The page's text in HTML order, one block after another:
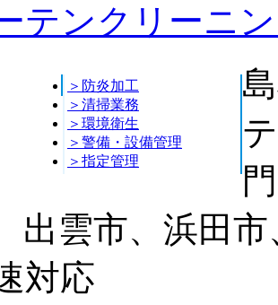
テンクリーニ
＞防炎加工
＞清掃業務
＞環境衛生
＞警備・設備管理
＞指定管理
出雲市、浜田
対応